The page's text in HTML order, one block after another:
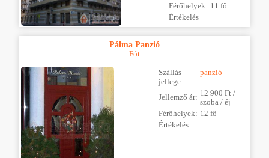
Férőhelyek: 11 fő
Értékelés
Pálma Panzió
Fót
Szállás
jellege:
panzió
Jellemző ár: 12 900 Ft /
szoba / éj
Férőhelyek: 12 fő
Értékelés